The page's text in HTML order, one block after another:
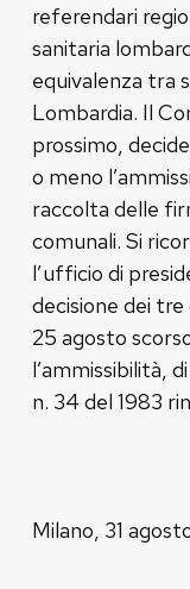
referendari
sanitaria
equivalenza tra
Lombardia. Il
prossimo,
o meno
raccolta delle
comunali. Si
l’ufficio di
decisione dei
25 agosto
l’ammissibilità,
n. 34 del 1983
Milano, 31